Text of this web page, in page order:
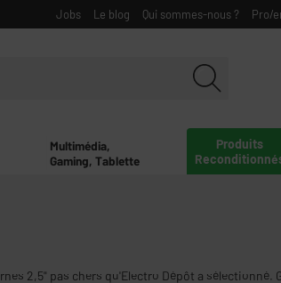
Jobs Le blog Qui sommes-nous ? Pro/
Produits
Multimédia,
Gaming, Tablette
2,5" pas chers qu'Electro Dépôt a sélectionné.